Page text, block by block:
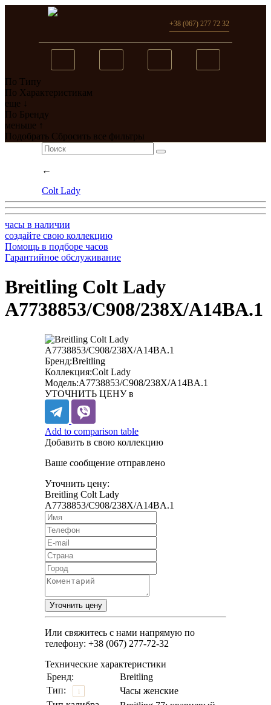
Вы добавили в сравнение
перейти
+38 (067) 277 72 32
По Типу
По Характеристикам
еще ↓
По Бренду
меньше ↑
Подобрать Сбросить все фильтры
←
Colt Lady
часы в наличии
создайте свою коллекцию
Помощь в подборе часов
Гарантийное обслуживание
Breitling Colt Lady
A7738853/C908/238X/A14BA.1
Бренд:Breitling
Коллекция:Colt Lady
Модель:A7738853/C908/238X/A14BA.1
УТОЧНИТЬ ЦЕНУ в
Add to comparison table
Добавить в свою коллекцию
Ваше сообщение отправлено
Уточнить цену:
Breitling Colt Lady
A7738853/C908/238X/A14BA.1
Или свяжитесь с нами напрямую по
телефону: +38 (067) 277-72-32
Технические характеристики
Бренд:
Breitling
Тип:
i
Часы женские